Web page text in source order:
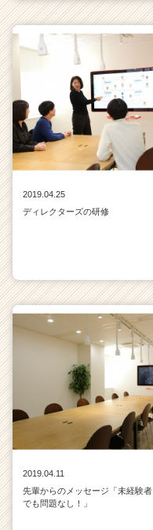
2019.04.25
ディレクターズの研修
2019.04.11
先輩からのメッセージ「未経験者
でも問題なし！」